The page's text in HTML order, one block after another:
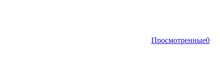
Просмотренные0